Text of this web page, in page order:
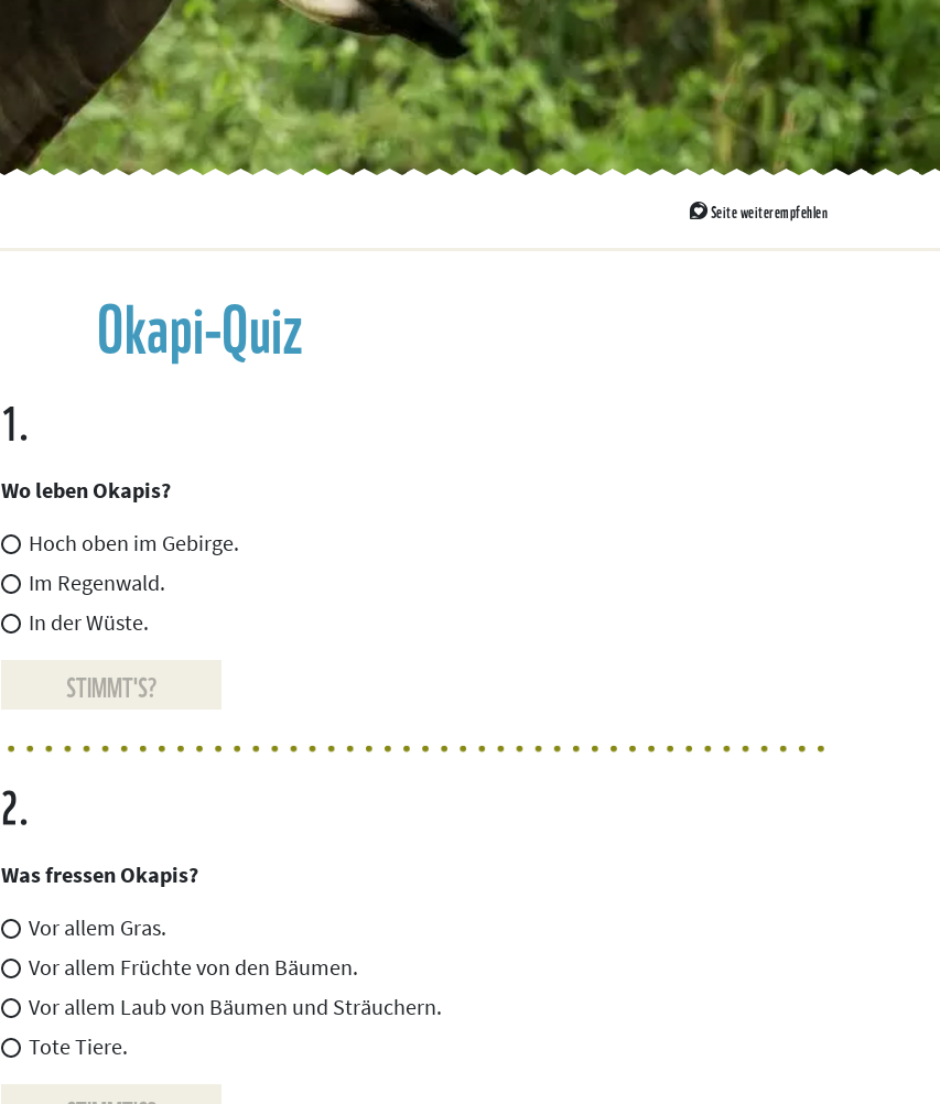
Seite weiterempfehlen
Okapi-Quiz
1.
Wo leben Okapis?
Hoch oben im Gebirge.
Im Regenwald.
In der Wüste.
STIMMT'S?
2.
Was fressen Okapis?
Vor allem Gras.
Vor allem Früchte von den Bäumen.
Vor allem Laub von Bäumen und Sträuchern.
Tote Tiere.